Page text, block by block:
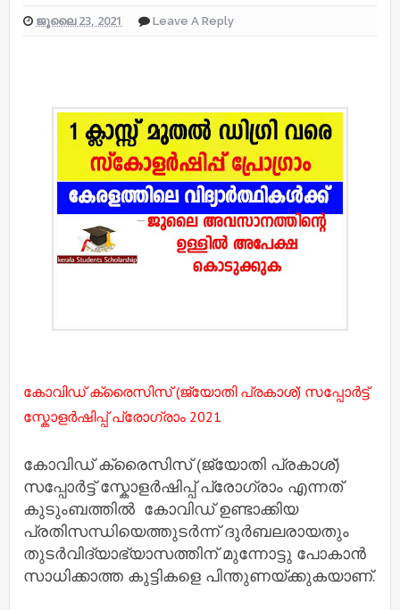
ജൂലൈ 23, 2021 Leave A Reply
കോവിഡ് ക്രൈസിസ് (ജ്യോതി പ്രകാശ്) സപ്പോർട്ട്
സ്കോളർഷിപ്പ് പ്രോഗ്രാം 2021
കോവിഡ് ക്രൈസിസ് (ജ്യോതി പ്രകാശ്)
സപ്പോർട്ട് സ്കോളർഷിപ്പ് പ്രോഗ്രാം എന്നത്
കുടുംബത്തിൽ കോവിഡ് ഉണ്ടാക്കിയ
പ്രതിസന്ധിയെത്തുടർന്ന് ദുർബലരായതും
തുടർവിദ്യാഭ്യാസത്തിന് മുന്നോട്ടു പോകാൻ
സാധിക്കാത്ത കുട്ടികളെ പിന്തുണയ്ക്കുകയാണ്.